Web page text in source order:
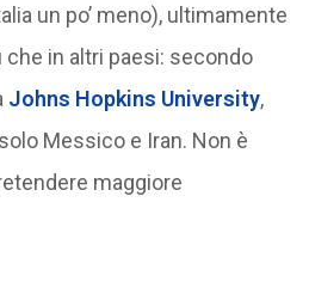
un po’ meno), ultimamente
che in altri paesi: secondo
Johns Hopkins University,
Messico e Iran. Non è
maggiore